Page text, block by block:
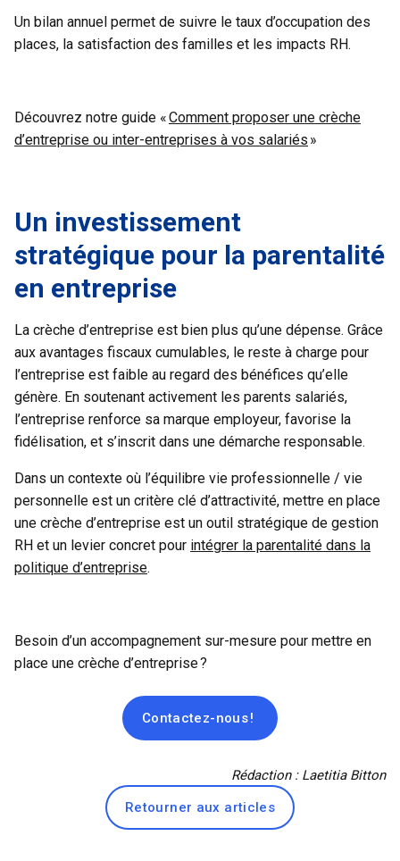
Un bilan annuel permet de suivre le taux d’occupation des
places, la satisfaction des familles et les impacts RH.
Découvrez notre guide «Comment proposer une crèche
d’entreprise ou inter-entreprises à vos salariés »
Un investissement
stratégique pour la parentalité
en entreprise
La crèche d’entreprise est bien plus qu’une dépense. Grâce
aux avantages fiscaux cumulables, le reste à charge pour
l’entreprise est faible au regard des bénéfices qu’elle
génère. En soutenant activement les parents salariés,
l’entreprise renforce sa marque employeur, favorise la
fidélisation, et s’inscrit dans une démarche responsable.
Dans un contexte où l’équilibre vie professionnelle / vie
personnelle est un critère clé d’attractivité, mettre en place
une crèche d’entreprise est un outil stratégique de gestion
RH et un levier concret pour intégrer la parentalité dans la
politique d’entreprise.
Besoin d’un accompagnement sur-mesure pour mettre en
place une crèche d’entreprise ?
Contactez-nous !
Rédaction : Laetitia Bitton
Retourner aux articles